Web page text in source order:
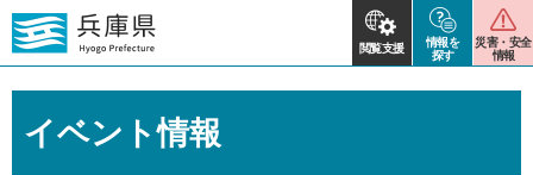
閲覧支援
情報を
探す
災害・安全
情報
イベント情報